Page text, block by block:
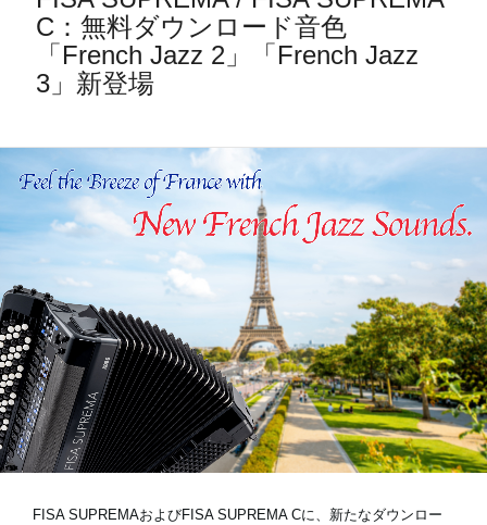
Features
Support
Store Locator
News
Location
Social Media
C：無料ダウンロード音色
「French Jazz 2」「French Jazz
3」新登場
FISA SUPREMAおよびFISA SUPREMA Cに、新たなダウンロー